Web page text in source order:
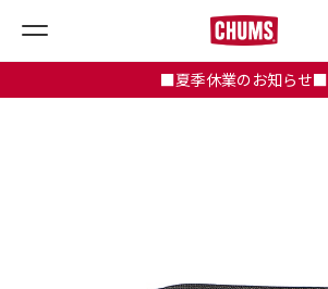
■夏季休業のお知らせ■